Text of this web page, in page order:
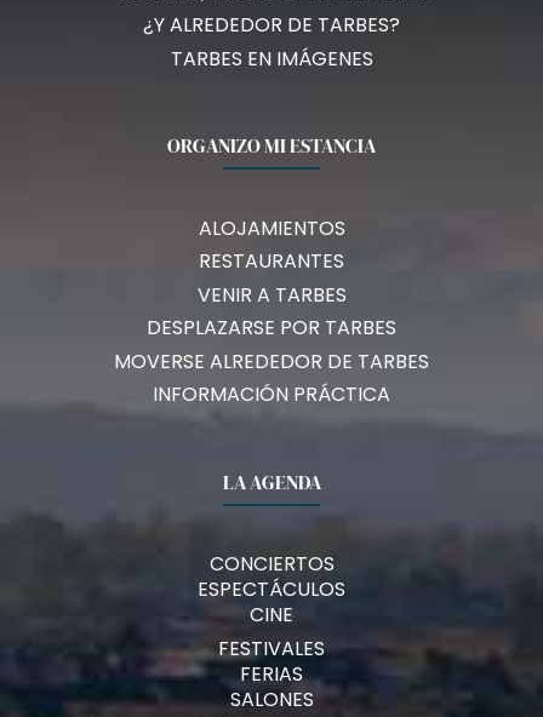
¿Y ALREDEDOR DE TARBES?
TARBES EN IMÁGENES
ORGANIZO MI ESTANCIA
ALOJAMIENTOS
RESTAURANTES
VENIR A TARBES
DESPLAZARSE POR TARBES
MOVERSE ALREDEDOR DE TARBES
INFORMACIÓN PRÁCTICA
LA AGENDA
CONCIERTOS
ESPECTÁCULOS
CINE
FESTIVALES
FERIAS
SALONES